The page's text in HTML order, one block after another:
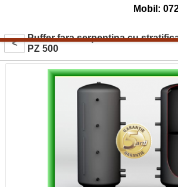
Mobil:
<
Puffer fara serpentina cu
PZ 500